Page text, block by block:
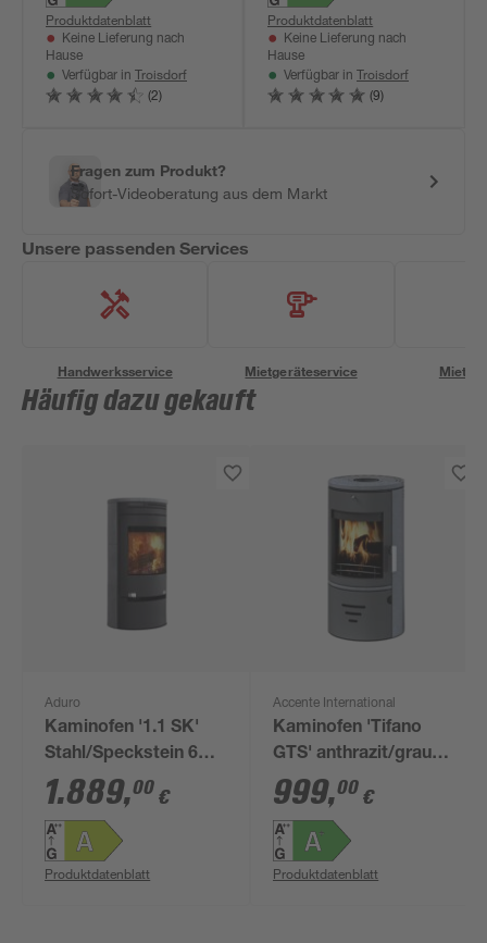
Produktdatenblatt
Keine Lieferung nach
Hause
Verfügbar in Troisdorf
(2)
Produktdatenblatt
Keine Lieferung nach
Hause
Verfügbar in Troisdorf
(9)
Fragen zum Produkt?
Sofort-Videoberatung aus dem Markt
Unsere passenden Services
Handwerksservice Mietgeräteservice
Häufig dazu gekauft
Aduro
Kaminofen '1.1 SK'
Stahl/Speckstein 6
kW
1.889,00 €
Produktdatenblatt
Accente International
Kaminofen 'Tifano
GTS' anthrazit/grau
6,5 kW
999,00 €
Produktdatenblatt